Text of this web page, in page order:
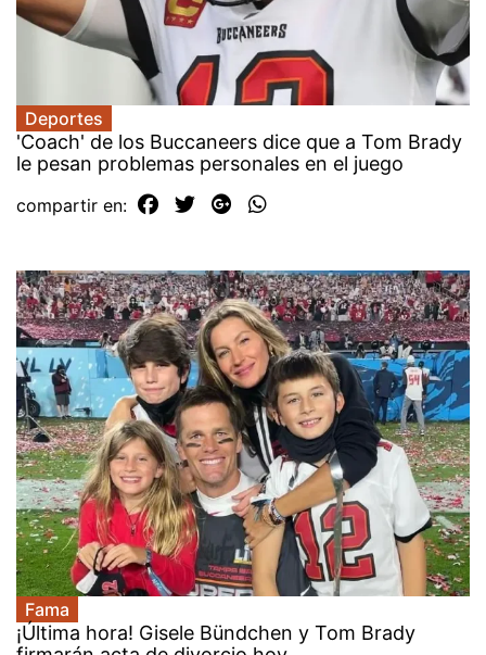
Deportes
'Coach' de los Buccaneers dice que a Tom Brady
le pesan problemas personales en el juego
compartir en:
Fama
¡Última hora! Gisele Bündchen y Tom Brady